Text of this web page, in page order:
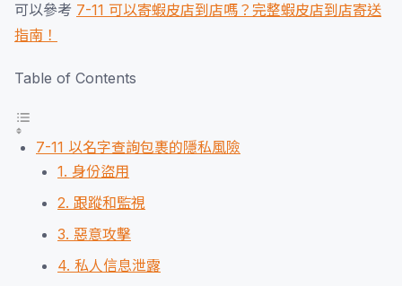
可以參考 7-11 可以寄蝦皮店到店嗎？完整蝦皮店到店寄送
指南！
Table of Contents
7-11 以名字查詢包裹的隱私風險
1. 身份盜用
2. 跟蹤和監視
3. 惡意攻擊
4. 私人信息泄露